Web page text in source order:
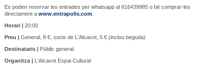
Es poden reservar les entrades per whatsapp al 616439985 o bé comprar-les
directament a www.entrapolis.com.
Horari |20:00
Preu |General, 8 €; socis de L'Alcavot, 5 € (inclou beguda)
Destinataris |Públic general
Organitza |L'Alcavot Espai Cultural